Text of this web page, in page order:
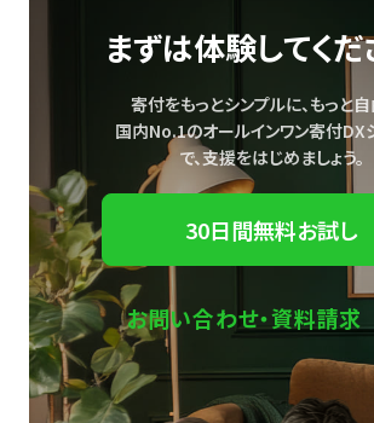
まずは体験してくだ
寄付をもっとシンプルに、もっと自
国内No.1のオールインワン寄付DX
で、支援をはじめましょう。
30日間無料お試し
お問い合わせ・資料請求